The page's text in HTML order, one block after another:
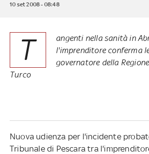
10 set 2008 - 08:48
T
angenti nella sanità in
l'imprenditore conferma
governatore della
Turco
Nuova udienza per l'incidente
Tribunale di Pescara tra